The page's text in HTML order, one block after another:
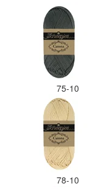
75-10
78-10